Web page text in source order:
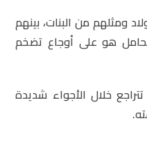
نصار عائلة ممتدة من 5 أولاد ومثلهم من البنات، بينهم
هو على أوجاع تضخم
خلال الأجواء شديدة